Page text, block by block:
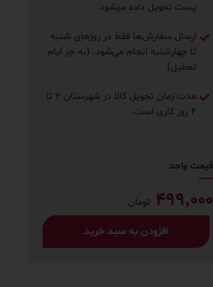
پست تحویل داده میشود.
ارسال سفارش‌ها فقط در روزهای شنبه
تا چهارشنبه انجام می‌شود. (به جز ایام
تعطیل)
مدت زمان تحویل کالا در شهرستان ۲ تا
۴ روز ‌کاری است.
قیمت واحد
499,000 تومان
افزودن به سبد خرید